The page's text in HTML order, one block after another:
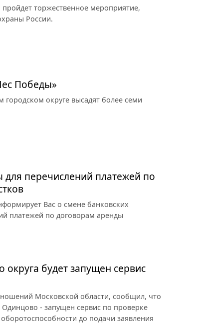
пройдет торжественное мероприятие,
России.
Победы»
округе высадят более семи
для перечислений платежей по
Вас о смене банковских
платежей по договорам аренды
округа будет запущен сервис
Московской области, сообщил, что
- запущен сервис по проверке
до подачи заявления